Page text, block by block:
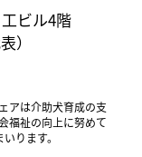
ビル4階
）
アは介助犬育成の支
福祉の向上に努めて
いります。